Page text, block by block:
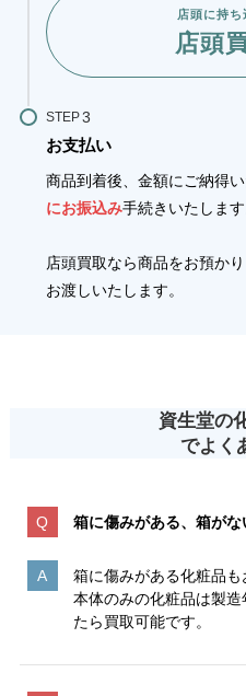
店頭に持
店頭
STEP
お支払い
商品到着後、金額にご納得
にお振込み手続きいたします
店頭買取なら商品をお預か
お渡しいたします。
資生堂の
でよく
箱に傷みがある、箱が
箱に傷みがある化粧品も
本体のみの化粧品は製
たら買取可能です。